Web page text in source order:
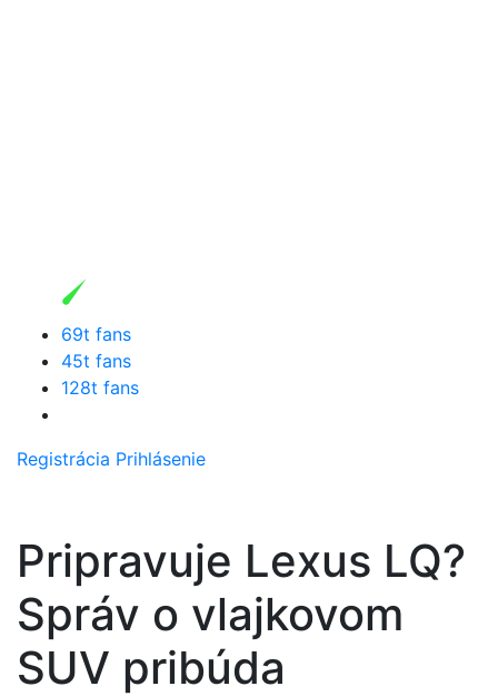
69t fans
45t fans
128t fans
Registrácia Prihlásenie
Pripravuje Lexus LQ?
Správ o vlajkovom
SUV pribúda